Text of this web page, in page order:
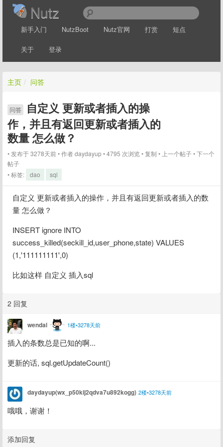
Nutz
新手入门 NutzBoot Nutz官网 打赏 短点
关于 登录
主页 / 问答
问答
自定义 更新或者插入的操
作，并且有返回更新或者插入的
数量 怎么做？
发布于 3278天前 作者daydayup 4795 次浏览 复制 上一个帖子 下一个
帖子
标签:
dao sql
自定义 更新或者插入的操作，并且有返回更新或者插入的数
量 怎么做？
INSERT ignore INTO
success_killed(seckill_id,user_phone,state) VALUES
(1,'111111111',0)
比如这样 自定义 插入sql
2 回复
wendal 1楼•3278天前
插入的条数总是已知的啊...
更新的话, sql.getUpdateCount()
daydayup(wx_p50kij2qdva7u892kogg) 2楼•3278天前
哦哦，谢谢！
添加回复